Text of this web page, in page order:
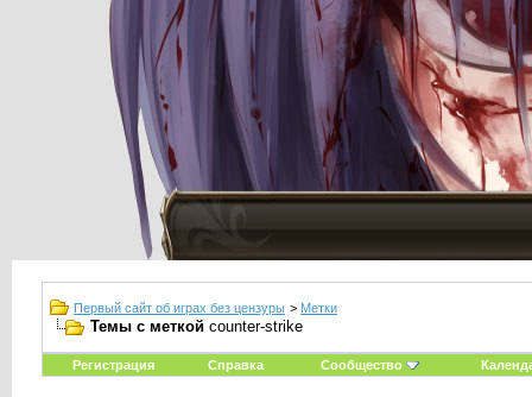
Первый сайт об играх без цензуры > Метки
Темы с меткой counter-strike
Регистрация Справка Сообщество